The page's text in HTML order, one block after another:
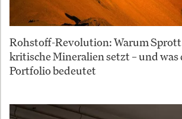
Rohstoff-Revolution: Warum
kritische Mineralien setzt – und was
Portfolio bedeutet